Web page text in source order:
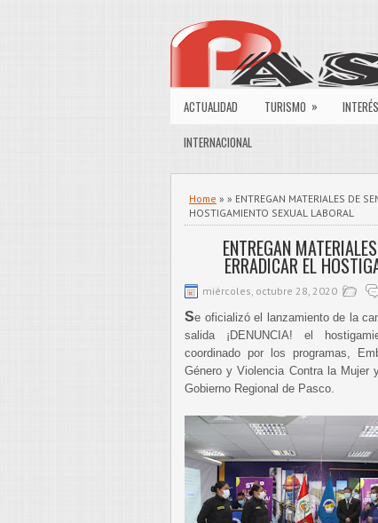
ACTUALIDAD TURISMO » INTERÉS
INTERNACIONAL
Home » » ENTREGAN MATERIALES DE
HOSTIGAMIENTO SEXUAL LABORAL
ENTREGAN
ERRADICAR EL
miércoles, octubre 28, 2020
Se oficializó el lanzamiento de la
salida ¡DENUNCIA! el
coordinado por los programas,
Género y Violencia Contra la Mujer
Gobierno Regional de Pasco.